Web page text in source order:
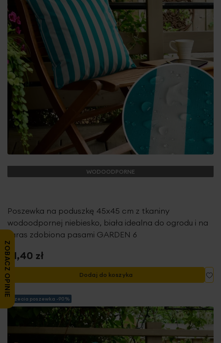
WODOODPORNE
Poszewka na poduszkę 45x45 cm z tkaniny
wodoodpornej niebiesko, biała idealna do ogrodu i na
taras zdobiona pasami GARDEN 6
31,40 zł
Dodaj do koszyka
Trzecia poszewka -90%
ZOBACZ OPINIE